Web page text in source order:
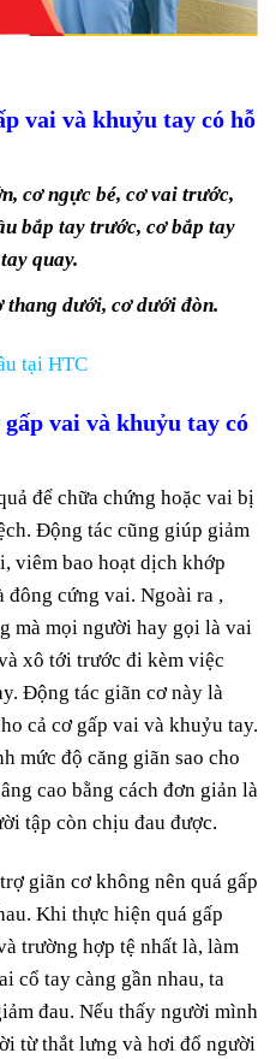
vai và khuỷu tay có hỗ
cơ ngực bé, cơ vai trước,
bắp tay trước, cơ bắp tay
quay.
thang dưới, cơ dưới đòn.
tại HTC
vai và khuỷu tay có
để chữa chứng hoặc vai bị
Động tác cũng giúp giảm
viêm bao hoạt dịch khớp
đông cứng vai. Ngoài ra ,
mà mọi người hay gọi là vai
xô tới trước đi kèm việc
Động tác giãn cơ này là
cả cơ gấp vai và khuỷu tay.
mức độ căng giãn sao cho
cao bằng cách đơn giản là
tập còn chịu đau được.
giãn cơ không nên quá gấp
Khi thực hiện quá gấp
trường hợp tệ nhất là, làm
cổ tay càng gần nhau, ta
đau. Nếu thấy người mình
từ thắt lưng và hơi đổ người